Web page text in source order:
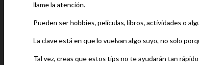
llame la atención.
Pueden ser hobbies, películas, libros, actividades o
La clave está en que lo vuelvan algo suyo, no solo
Tal vez, creas que estos tips no te ayudarán tan